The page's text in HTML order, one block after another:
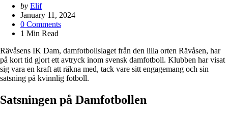
Posted
by
by Elif
January 11, 2024
0 Comments
1 Min Read
Rävåsens IK Dam, damfotbollslaget från den lilla orten Rävåsen, har
på kort tid gjort ett avtryck inom svensk damfotboll. Klubben har visat
sig vara en kraft att räkna med, tack vare sitt engagemang och sin
satsning på kvinnlig fotboll.
Satsningen på Damfotbollen